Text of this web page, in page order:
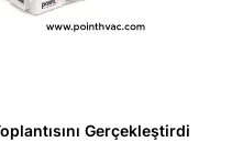
Gerçekleştirdi